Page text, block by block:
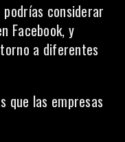
considerar
Facebook, y
a diferentes
que las empresas